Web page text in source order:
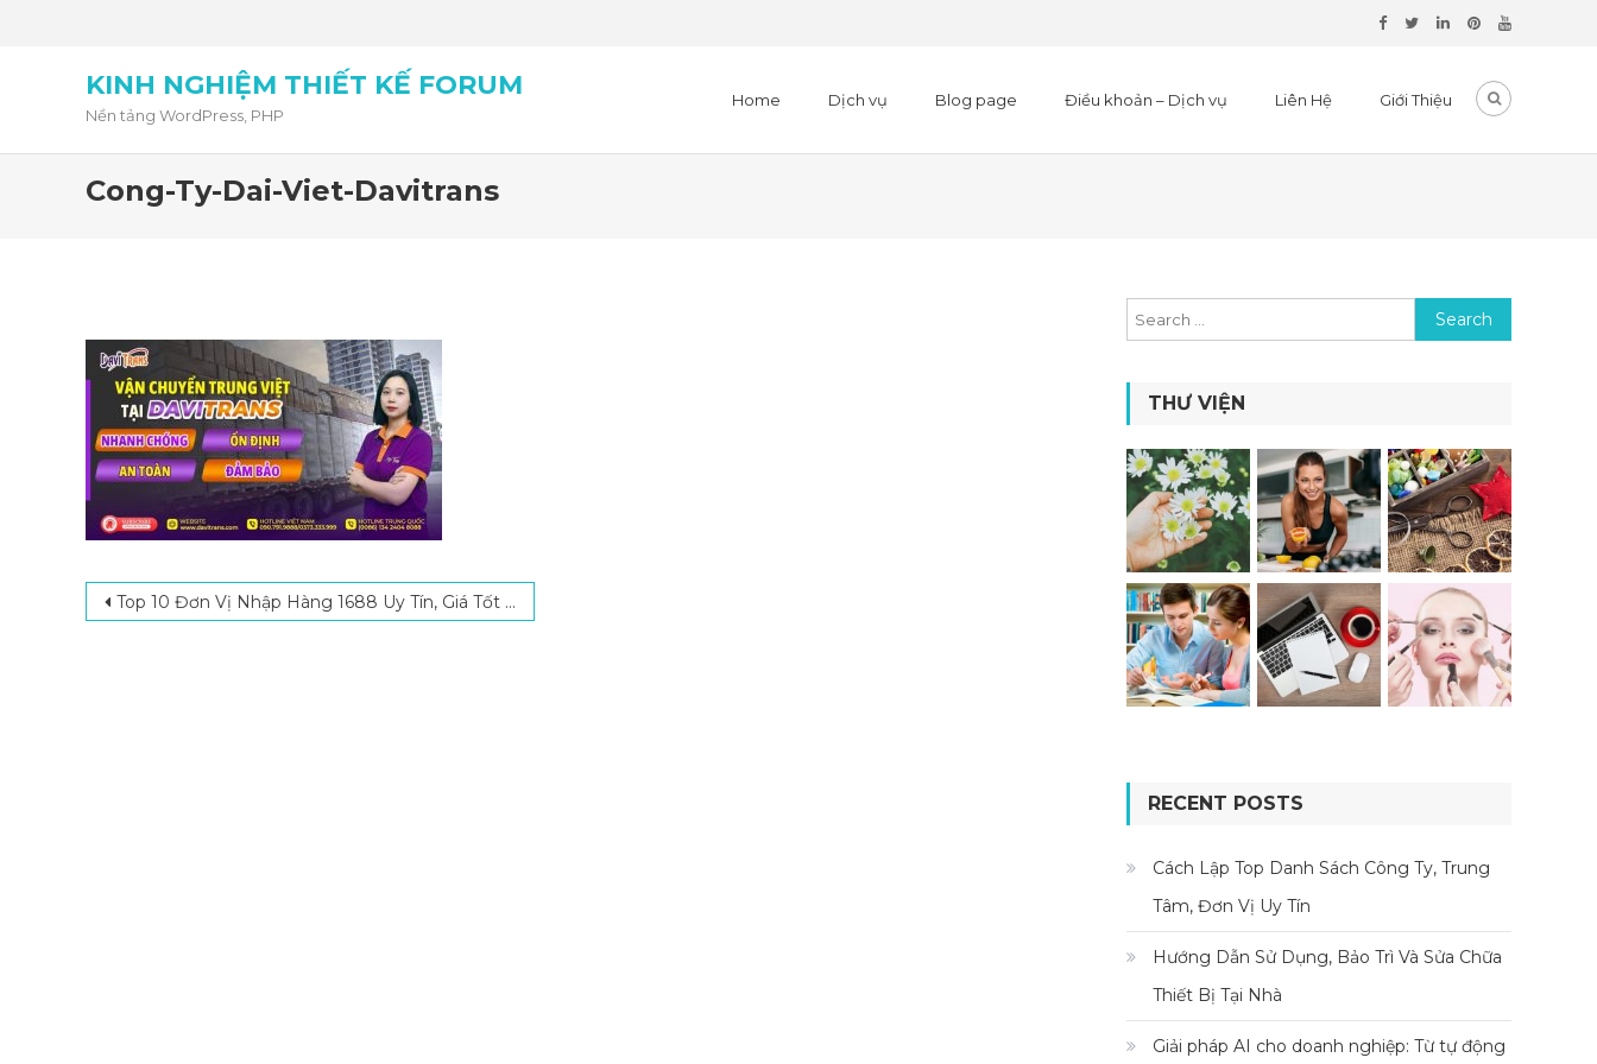
KINH NGHIỆM THIẾT KẾ FORUM
Nền tảng WordPress, PHP
Home Dịch vụ Blog page Điều khoản – Dịch vụ Liên Hệ Giới Thiệu
Cong-Ty-Dai-Viet-Davitrans
Post navigation
Top 10 Đơn Vị Nhập Hàng 1688 Uy Tín, Giá Tốt Hiện Nay
Search for:
THƯ VIỆN
RECENT POSTS
Cách Lập Top Danh Sách Công Ty, Trung
Tâm, Đơn Vị Uy Tín
Hướng Dẫn Sử Dụng, Bảo Trì Và Sửa Chữa
Thiết Bị Tại Nhà
Giải pháp AI cho doanh nghiệp: Từ tự động